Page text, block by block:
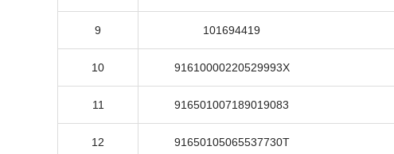
9 101694419
10 91610000220529993X
11 916501007189019083
12 91650105065537730T